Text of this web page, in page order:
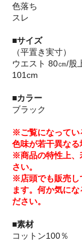
色落ち
スレ
■サイズ
（平置き実寸）
ウエスト 80㎝/股
101cm
■カラー
ブラック
※ご覧になってい
色味が若干異なる
※商品の特性上、
さい。
※店頭でも販売し
ます。何か気に
ださい。
■素材
コットン100％